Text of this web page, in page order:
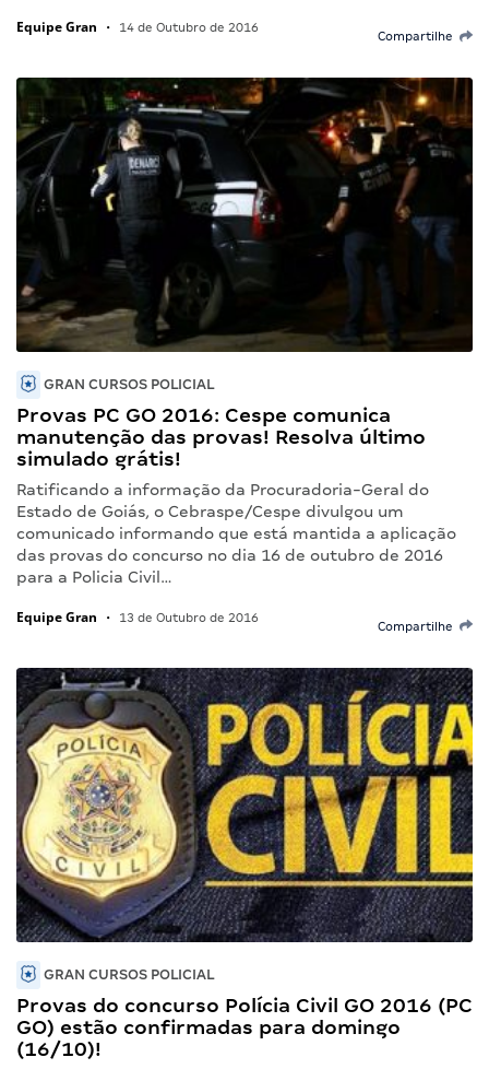
Equipe Gran • 14 de Outubro de 2016
Compartilhe
GRAN CURSOS POLICIAL
Provas PC GO 2016: Cespe comunica
manutenção das provas! Resolva último
simulado grátis!
Ratificando a informação da Procuradoria-Geral do
Estado de Goiás, o Cebraspe/Cespe divulgou um
comunicado informando que está mantida a aplicação
das provas do concurso no dia 16 de outubro de 2016
para a Policia Civil…
Equipe Gran • 13 de Outubro de 2016
Compartilhe
GRAN CURSOS POLICIAL
Provas do concurso Polícia Civil GO 2016 (PC
GO) estão confirmadas para domingo
(16/10)!